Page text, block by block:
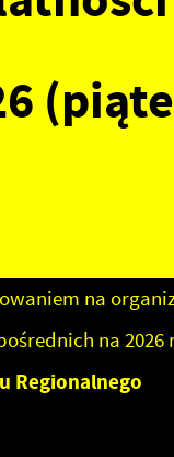
na
na 2026
Regionalnego